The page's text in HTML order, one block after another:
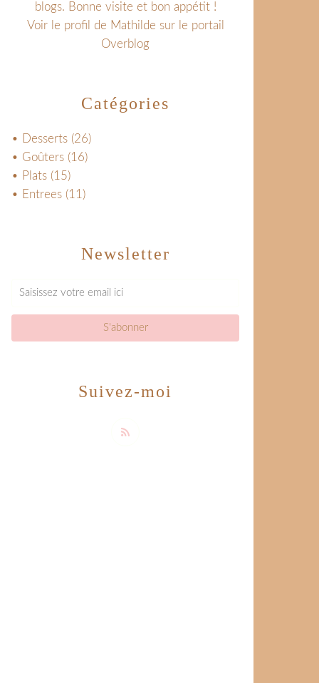
Newsletter
Catégories
• Desserts (26)
• Goûters (16)
• Plats (15)
• Entrees (11)
blogs. Bonne visite et bon appétit !
Voir le profil de Mathilde sur le portail
Overblog
Suivez-moi